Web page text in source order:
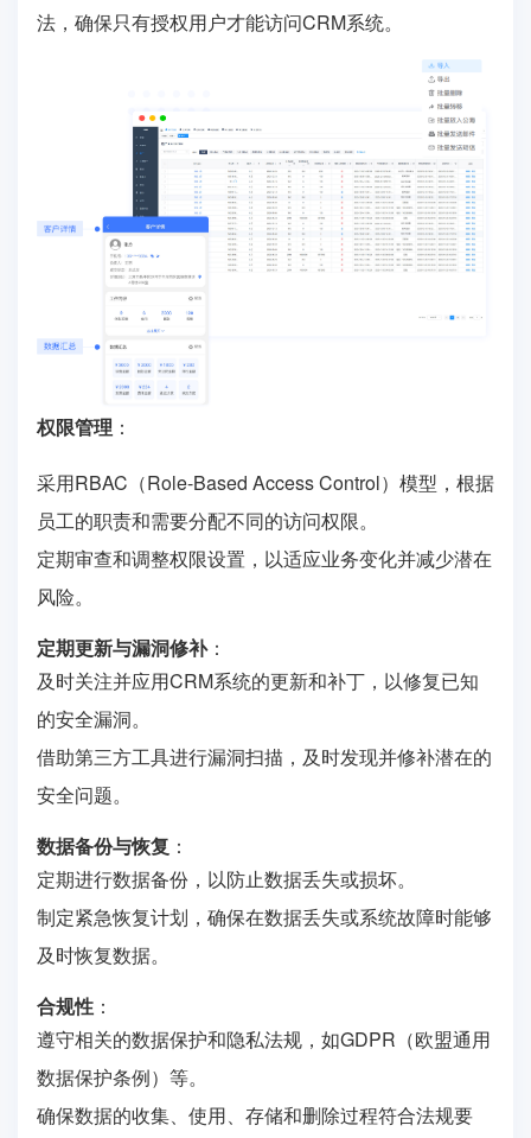
法，确保只有授权用户才能访问CRM系统。
权限管理 ：
采用RBAC（Role-Based Access Control）模型，根据
员工的职责和需要分配不同的访问权限。
定期审查和调整权限设置，以适应业务变化并减少潜在
风险。
定期更新与漏洞修补：
及时关注并应用CRM系统的更新和补丁，以修复已知
的安全漏洞。
借助第三方工具进行漏洞扫描，及时发现并修补潜在的
安全问题。
数据备份与恢复 ：
定期进行数据备份，以防止数据丢失或损坏。
制定紧急恢复计划，确保在数据丢失或系统故障时能够
及时恢复数据。
合规性 ：
遵守相关的数据保护和隐私法规，如GDPR（欧盟通用
数据保护条例）等。
确保数据的收集、使用、存储和删除过程符合法规要